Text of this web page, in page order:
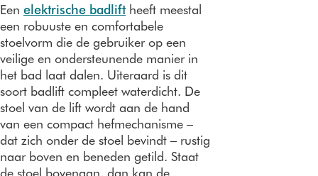
Een elektrische badliftheeft meestal
een robuuste en comfortabele
stoelvorm die de gebruiker op een
veilige en ondersteunende manier in
het bad laat dalen. Uiteraard is dit
soort badlift compleet waterdicht. De
stoel van de lift wordt aan de hand
van een compact hefmechanisme –
dat zich onder de stoel bevindt – rustig
naar boven en beneden getild. Staat
de stoel bovenaan, dan kan de